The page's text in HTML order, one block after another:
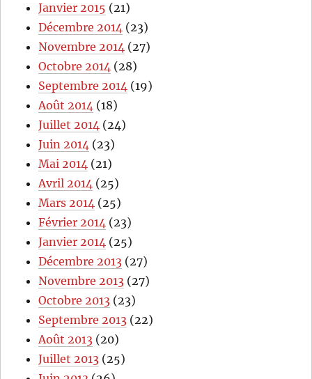
Janvier 2015 (21)
Décembre 2014 (23)
Novembre 2014 (27)
Octobre 2014 (28)
Septembre 2014 (19)
Août 2014 (18)
Juillet 2014 (24)
Juin 2014 (23)
Mai 2014 (21)
Avril 2014 (25)
Mars 2014 (25)
Février 2014 (23)
Janvier 2014 (25)
Décembre 2013 (27)
Novembre 2013 (27)
Octobre 2013 (23)
Septembre 2013 (22)
Août 2013 (20)
Juillet 2013 (25)